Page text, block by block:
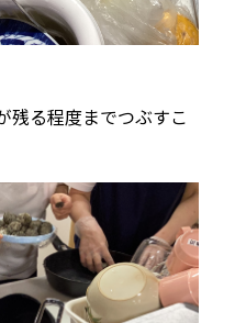
る程度までつぶすこ